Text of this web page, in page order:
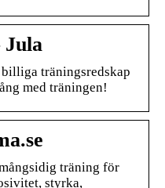
Jula
billiga träningsredskap
med träningen!
träning för
styrka,